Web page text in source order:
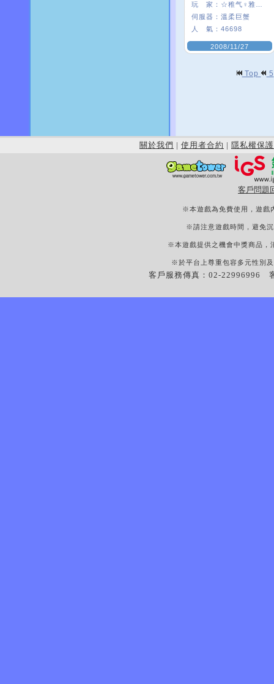
玩 家：
伺服器： 溫柔巨蟹
人 氣： 46698
2008/11/27
Top 5
關於我們 | 使用者合約 | 隱私權保護
客戶問題
※本遊戲為免費使用，遊戲
※請注意遊戲時間，避免
※本遊戲提供之機會中獎商品，
※於平台上尊重包容多元性別
客戶服務傳真：02-22996996